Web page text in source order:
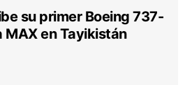
su primer Boeing 737-
MAX en Tayikistán